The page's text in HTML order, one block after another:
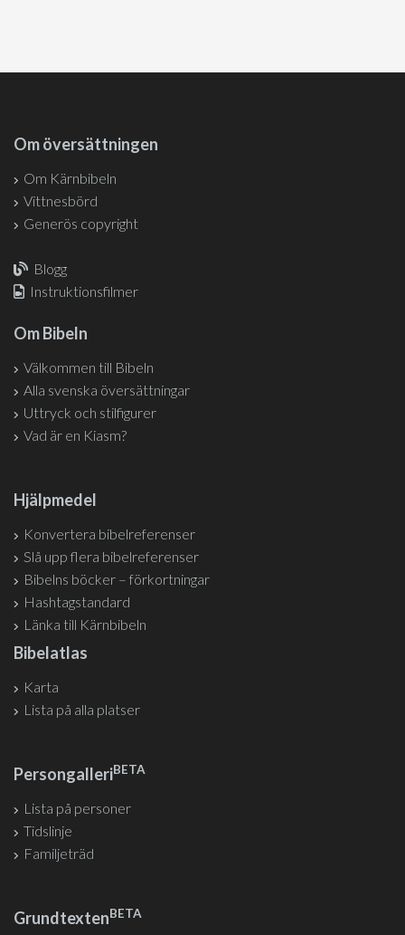
Om översättningen
Om Kärnbibeln
Vittnesbörd
Generös copyright
Blogg
Instruktionsfilmer
Om Bibeln
Välkommen till Bibeln
Alla svenska översättningar
Uttryck och stilfigurer
Vad är en Kiasm?
Hjälpmedel
Konvertera bibelreferenser
Slå upp flera bibelreferenser
Bibelns böcker – förkortningar
Hashtagstandard
Länka till Kärnbibeln
Bibelatlas
Karta
Lista på alla platser
PersongalleriBETA
Lista på personer
Tidslinje
Familjeträd
GrundtextenBETA